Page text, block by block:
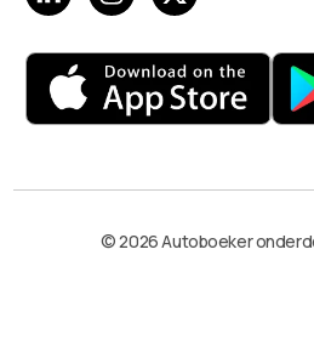
© 2026 Autoboeker